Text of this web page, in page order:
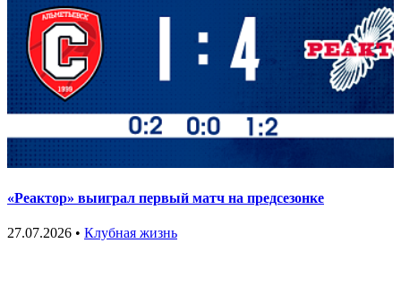
«Реактор» выиграл первый матч на предсезонке
27.07.2026 • Клубная жизнь